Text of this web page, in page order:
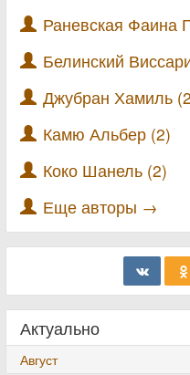
Раневская Фаина
Белинский
Джубран Хамиль
Камю Альбер (2)
Коко Шанель (2)
Еще авторы →
Актуально
Август